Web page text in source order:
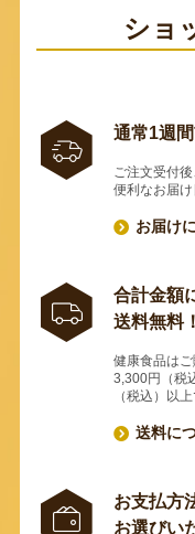
ショ
通常1週
ご注文受付
便利なお届け
お届け
合計金額
送料無料！
健康食品は
3,300円（税
（税込）以
送料に
お支払方
お選びい